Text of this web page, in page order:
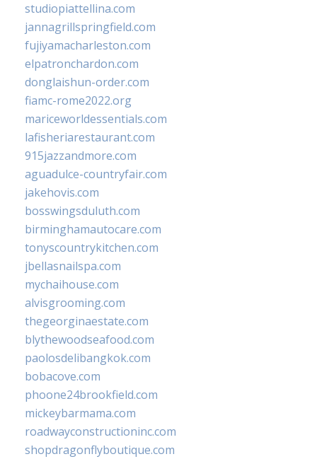
studiopiattellina.com
jannagrillspringfield.com
fujiyamacharleston.com
elpatronchardon.com
donglaishun-order.com
fiamc-rome2022.org
mariceworldessentials.com
lafisheriarestaurant.com
915jazzandmore.com
aguadulce-countryfair.com
jakehovis.com
bosswingsduluth.com
birminghamautocare.com
tonyscountrykitchen.com
jbellasnailspa.com
mychaihouse.com
alvisgrooming.com
thegeorginaestate.com
blythewoodseafood.com
paolosdelibangkok.com
bobacove.com
phoone24brookfield.com
mickeybarmama.com
roadwayconstructioninc.com
shopdragonflyboutique.com